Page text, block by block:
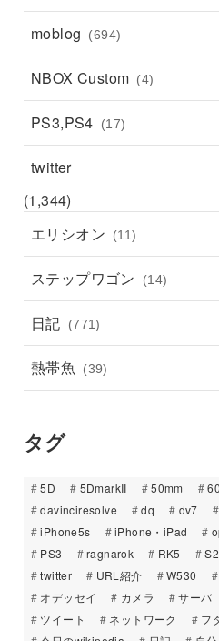
moblog (694)
NBOX Custom (4)
PS3,PS4 (17)
twitter
(1,344)
エリシオン
(11)
ステップワゴン (14)
日記 (771)
熱帯魚 (39)
タグ
5D 5DmarkII 50mm
davinciresolve
dq dv7
iPhone5s
iPhone・iPad
PS3
ragnarok RK5
twitter
URL紹介 W530
オデッセイ
カメラ サーバ
ツイート
ネットワーク フ